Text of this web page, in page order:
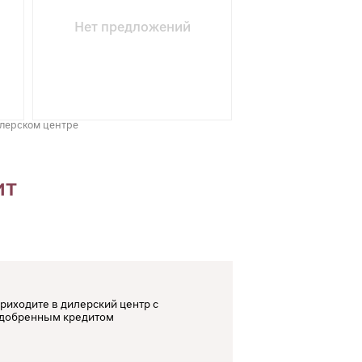
Нет предложений
центре
в дилерский центр с
кредитом